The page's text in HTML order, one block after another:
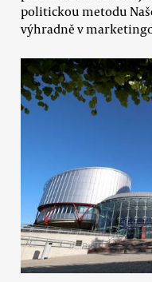
politickou metodu
výhradně v